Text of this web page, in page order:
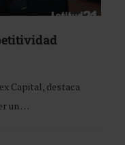
Capital, destaca
un …